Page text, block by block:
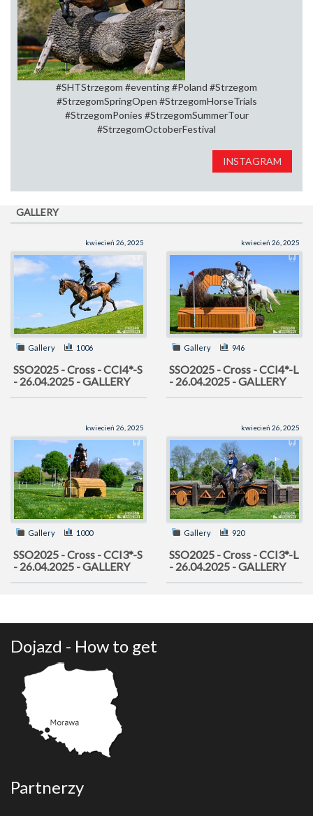
#SHTStrzegom #eventing #Poland #Strzegom
#StrzegomSpringOpen⁠ #StrzegomHorseTrials⁠
#StrzegomPonies #StrzegomSummerTour⁠
#StrzegomOctoberFestival
INSTAGRAM
GALLERY
kwiecień 26, 2025
Gallery 1006
SSO2025 - Cross - CCI4*-S
- 26.04.2025 - GALLERY
kwiecień 26, 2025
Gallery 946
SSO2025 - Cross - CCI4*-L
- 26.04.2025 - GALLERY
kwiecień 26, 2025
Gallery 1000
SSO2025 - Cross - CCI3*-S
- 26.04.2025 - GALLERY
kwiecień 26, 2025
Gallery 920
SSO2025 - Cross - CCI3*-L
- 26.04.2025 - GALLERY
Dojazd - How to get
Partnerzy